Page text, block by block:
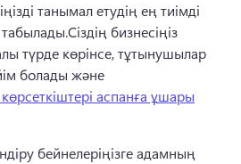
танымал етудің ең тиімді
табылады.Сіздің бизнесіңіз
түрде көрінсе, тұтынушылар
болады және
аспанға ұшары
бейнелеріңізге адамның